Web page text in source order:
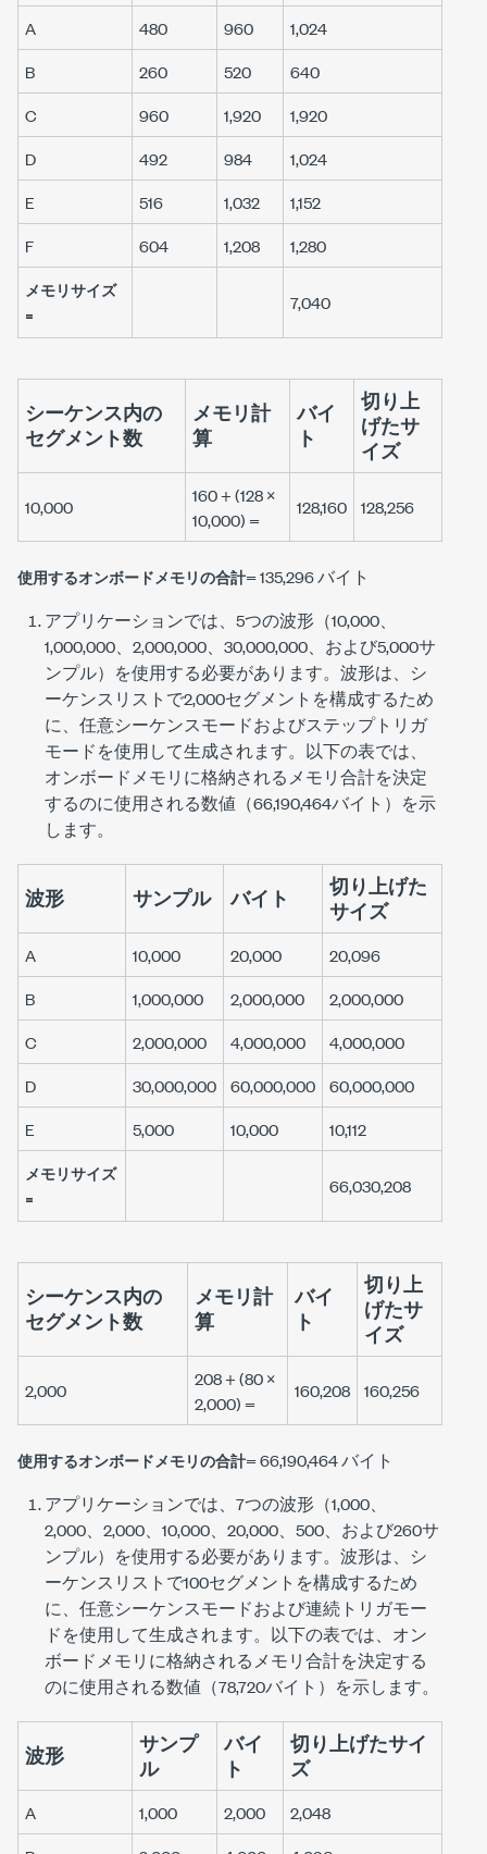
A 480 960
1,024
B
260 520
640
C
960 1,920
1,920
D
492 984
1,024
E
516 1,032
1,152
F
604 1,208
1,280
メモリサイズ
=
7,040
シーケンス内の
セグメント数
メモリ計
算
バイ
ト
切り上
げたサ
イズ
10,000
160 + (128 ×
10,000) =
128,160 128,256
使用するオンボードメモリの合計= 135,296 バイト
アプリケーションでは、5つの波形（10,000、
1,000,000、2,000,000、30,000,000、および5,000サ
ンプル）を使用する必要があります。波形は、シ
ーケンスリストで2,000セグメントを構成するため
に、任意シーケンスモードおよびステップトリガ
モードを使用して生成されます。以下の表では、
オンボードメモリに格納されるメモリ合計を決定
するのに使用される数値（66,190,464バイト）を示
します。
波形 サンプル バイト
切り上げた
サイズ
A 10,000 20,000
20,096
B
1,000,000 2,000,000
2,000,000
C
2,000,000 4,000,000
4,000,000
D
30,000,000 60,000,000
60,000,000
E
5,000 10,000
10,112
メモリサイズ
=
66,030,208
シーケンス内の
セグメント数
メモリ計
算
バイ
ト
切り上
げたサ
イズ
2,000
208 + (80 ×
2,000) =
160,208 160,256
使用するオンボードメモリの合計= 66,190,464 バイト
アプリケーションでは、7つの波形（1,000、
2,000、2,000、10,000、20,000、500、および260サ
ンプル）を使用する必要があります。波形は、シ
ーケンスリストで100セグメントを構成するため
に、任意シーケンスモードおよび連続トリガモー
ドを使用して生成されます。以下の表では、オン
ボードメモリに格納されるメモリ合計を決定する
のに使用される数値（78,720バイト）を示します。
波形
サンプ
ル
バイ
ト
切り上げたサイ
ズ
A 1,000 2,000
2,048